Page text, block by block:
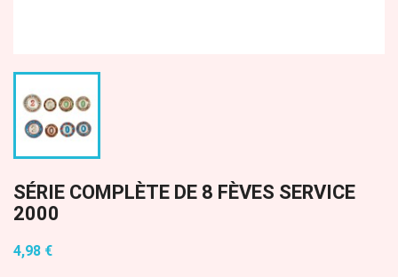
SÉRIE COMPLÈTE DE 8 FÈVES SERVICE
2000
4,98 €